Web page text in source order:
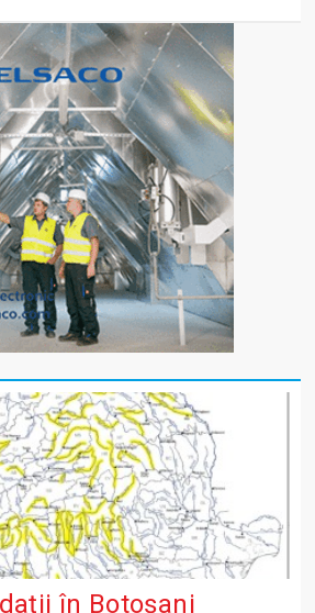
în Botoșani